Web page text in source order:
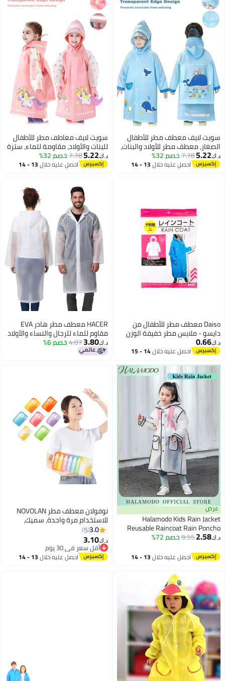
سويت لايف معطف مطر للأطفال
الصغار، معطف مطر للأولاد والبنات،
معطف مطر بغطاء رأس مقاوم
للماء، بدلة مطر للأطفال من عمر
د.ك‏5.22
7.78خصم 32%
احصل عليه خلال 13 - 14
سويت لايف معاطف مطر للأطفال
للبنات والأولاد، مقاومة للماء، سترة
مطر برسومات يونيكورن كرتونية،
ملابس مطر للأطفال الصغار، معطف
د.ك‏5.22
7.78خصم 32%
احصل عليه خلال 13 - 14
Daiso معطف مطر للأطفال من
دايسو - ملابس مطر خفيفة الوزن
سنوات، أزرق
د.ك‏0.66
احصل عليه خلال 14 - 15
HACER معطف مطر هادر EVA
مقاوم للماء للرجال والنساء والأولاد
والبنات مع غطاء رأس وأكمام كاملة
للأنشطة الخارجية، معطف مطر
د.ك‏3.80
4.07خصم 6%
عرض
Halamodo Kids Rain Jacket
Reusable Raincoat Rain Poncho
Jacket Slicker EVA Rain Ponchos
Children Boys Girls
د.ك‏2.58
9.55خصم 72%
احصل عليه خلال 13 - 14
نوفولان معطف مطر NOVOLAN
للاستخدام مرة واحدة، سميك،
محمول، مناسب للسفر، للأطفال، من
الورق المضغوط، مناسب للاستخدام
طوال الأسبوع، سهل الارتداء
والإزالة، متين للغاية، مجموعة
مكونة من 7 قطع
3.0
5
د.ك‏3.10
أقل سعر في 30 يوم
أقل سعر في 30 يوماحصل عليه خلال 13 - 14